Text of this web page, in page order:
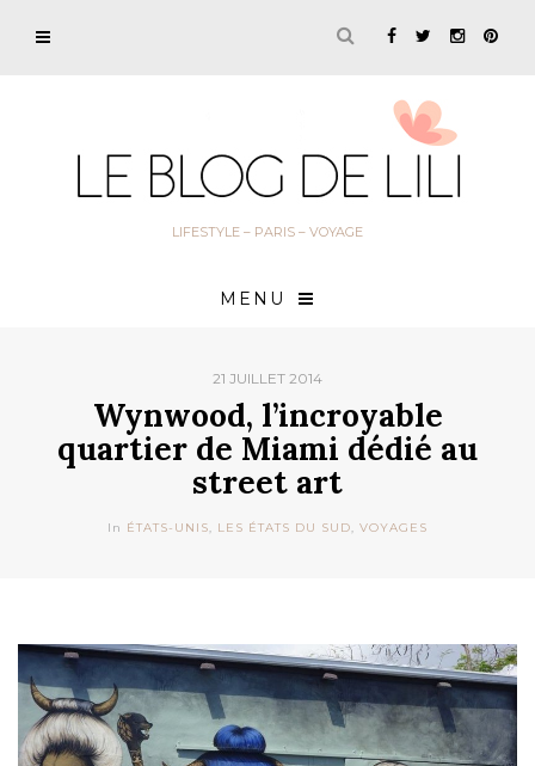
LIFESTYLE – PARIS – VOYAGE
MENU
21 JUILLET 2014
Wynwood, l’incroyable
quartier de Miami dédié au
street art
In ÉTATS-UNIS, LES ÉTATS DU SUD, VOYAGES